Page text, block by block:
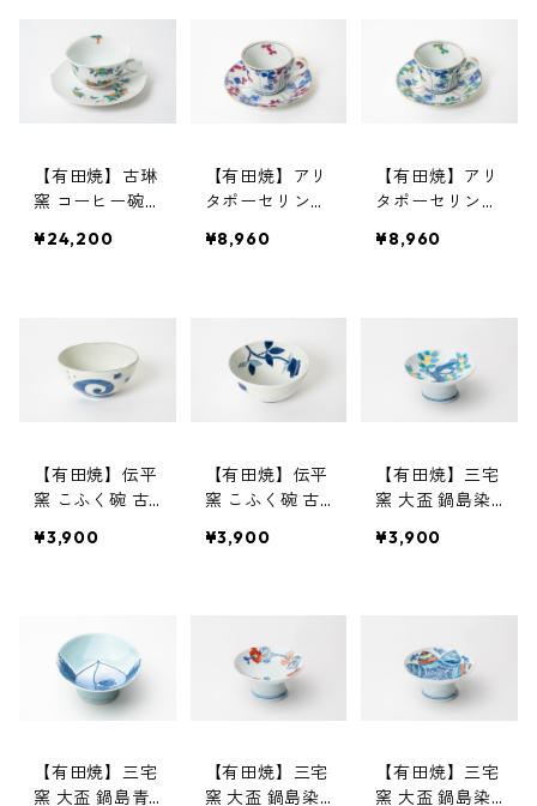
【有田焼】古琳
窯 コーヒー碗
¥24,200
【有田焼】アリ
タポーセリンラ
皿 クローバー
¥8,960
【有田焼】アリ
タポーセリンラ
皿 クローバー
¥8,960
【有田焼】伝平
窯 こふく碗 古
¥3,900
【有田焼】伝平
窯 こふく碗 古
¥3,900
【有田焼】三宅
窯 大盃 鍋島染
¥3,900
【有田焼】三宅
窯 大盃 鍋島青
【有田焼】三宅
窯 大盃 鍋島染
【有田焼】三宅
窯 大盃 鍋島染